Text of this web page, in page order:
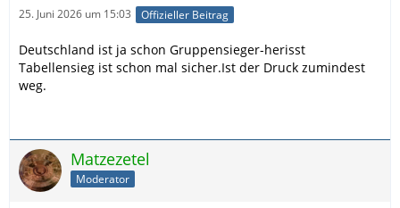
25. Juni 2026 um 15:03 Offizieller Beitrag
Deutschland ist ja schon Gruppensieger-herisst
Tabellensieg ist schon mal sicher.Ist der Druck zumindest
weg.
Matzezetel
Moderator